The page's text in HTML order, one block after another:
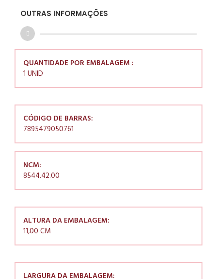
OUTRAS INFORMAÇÕES
QUANTIDADE POR EMBALAGEM :
1 UNID
CÓDIGO DE BARRAS:
7895479050761
NCM:
8544.42.00
ALTURA DA EMBALAGEM:
11,00 CM
LARGURA DA EMBALAGEM: